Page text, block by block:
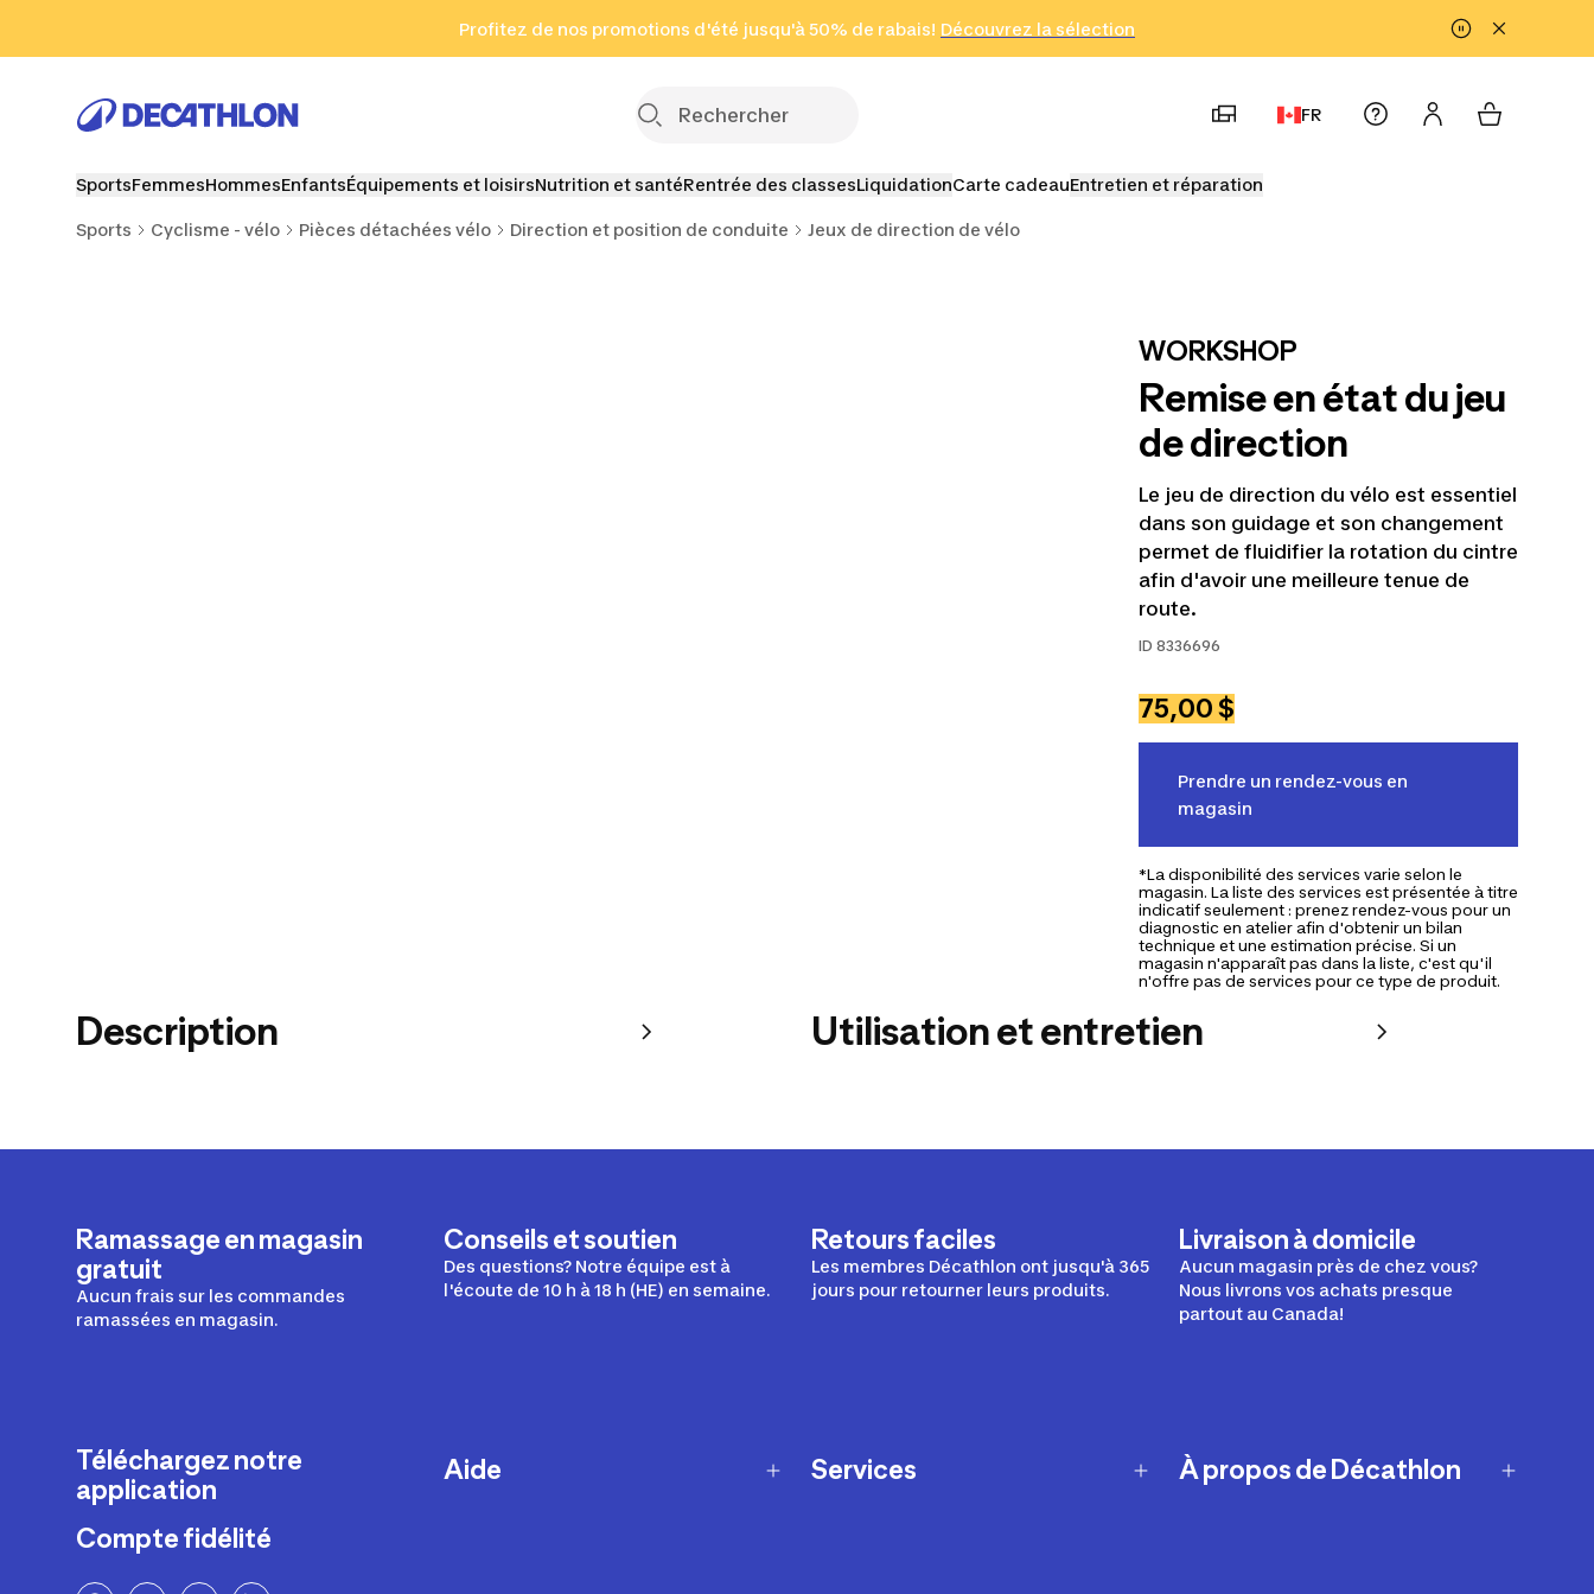
Aller au pied de page
Profitez de nos promotions d'été jusqu'à 50% de rabais! Découvrez la sélection
Cliquez ici
en seulement 2 h!
(Zones sélectionnées)
FR
SportsFemmesHommesEnfantsÉquipements et loisirsNutrition et santéRentrée des classesLiquidationCarte cadeauEntretien et réparation
Sports Cyclisme - vélo Pièces détachées vélo Direction et position de conduite Jeux de direction de vélo
WORKSHOP
Remise en état du jeu
de direction
Le jeu de direction du vélo est essentiel
dans son guidage et son changement
permet de fluidifier la rotation du cintre
afin d'avoir une meilleure tenue de
route.
ID 8336696
75,00 $
Prendre un rendez-vous en
magasin
*La disponibilité des services varie selon le
magasin. La liste des services est présentée à titre
indicatif seulement : prenez rendez-vous pour un
diagnostic en atelier afin d'obtenir un bilan
technique et une estimation précise. Si un
magasin n'apparaît pas dans la liste, c'est qu'il
n'offre pas de services pour ce type de produit.
Description Utilisation et entretien
Ramassage en magasin
gratuit
Aucun frais sur les commandes
ramassées en magasin.
Conseils et soutien
Des questions? Notre équipe est à
l'écoute de 10 h à 18 h (HE) en semaine.
Retours faciles
Les membres Décathlon ont jusqu'à 365
jours pour retourner leurs produits.
Livraison à domicile
Aucun magasin près de chez vous?
Nous livrons vos achats presque
partout au Canada!
Téléchargez notre
application
Compte fidélité
Aide Services À propos de Décathlon